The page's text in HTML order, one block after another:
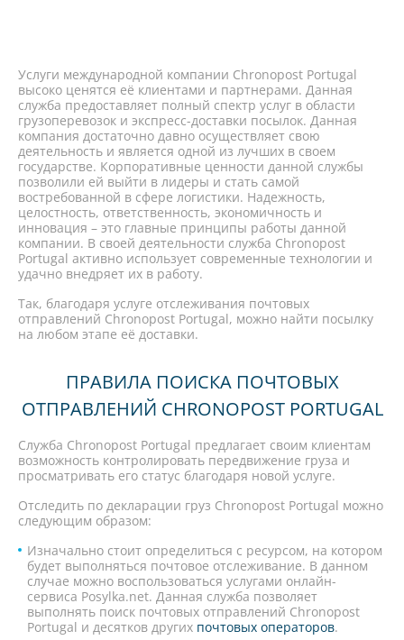
Услуги международной компании Chronopost Portugal
высоко ценятся её клиентами и партнерами. Данная
служба предоставляет полный спектр услуг в области
грузоперевозок и экспресс-доставки посылок. Данная
компания достаточно давно осуществляет свою
деятельность и является одной из лучших в своем
государстве. Корпоративные ценности данной службы
позволили ей выйти в лидеры и стать самой
востребованной в сфере логистики. Надежность,
целостность, ответственность, экономичность и
инновация – это главные принципы работы данной
компании. В своей деятельности служба Chronopost
Portugal активно использует современные технологии и
удачно внедряет их в работу.
Так, благодаря услуге отслеживания почтовых
отправлений Chronopost Portugal, можно найти посылку
на любом этапе её доставки.
ПРАВИЛА ПОИСКА ПОЧТОВЫХ
ОТПРАВЛЕНИЙ CHRONOPOST PORTUGAL
Служба Chronopost Portugal предлагает своим клиентам
возможность контролировать передвижение груза и
просматривать его статус благодаря новой услуге.
Отследить по декларации груз Chronopost Portugal можно
следующим образом:
Изначально стоит определиться с ресурсом, на котором
будет выполняться почтовое отслеживание. В данном
случае можно воспользоваться услугами онлайн-
сервиса Posylka.net. Данная служба позволяет
выполнять поиск почтовых отправлений Chronopost
Portugal и десятков других почтовых операторов.